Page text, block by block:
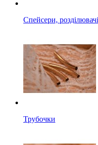
Спейсери, розділювачі
Трубочки